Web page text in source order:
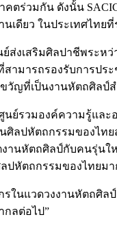
ร่วมกัน ดังนั้น
านเดียว ในประเทศ
ย์ส่งเสริมศิลปาชีพร
มารถรองรับการปร
องขวัญที่เป็นงานหัต
นย์รวมองค์ความรู้แ
ศิลปหัตถกรรมของ
งานหัตถศิลป์กับคน
ปหัตถกรรมของไทยม
รในแวดวงงานหัต
กลต่อไป”